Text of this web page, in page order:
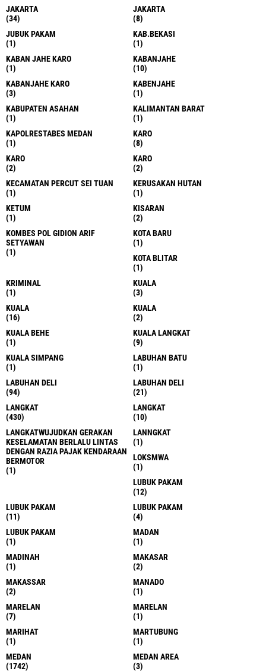
JAKARTA
(34)
JAKARTA
(8)
JUBUK PAKAM
(1)
KAB.BEKASI
(1)
KABAN JAHE KARO
(1)
KABANJAHE
(10)
KABANJAHE KARO
(3)
KABENJAHE
(1)
KABUPATEN ASAHAN
(1)
KALIMANTAN BARAT
(1)
KAPOLRESTABES MEDAN
(1)
KARO
(8)
KARO
(2)
KARO
(2)
KECAMATAN PERCUT SEI TUAN
(1)
KERUSAKAN HUTAN
(1)
KETUM
(1)
KISARAN
(2)
KOMBES POL GIDION ARIF
SETYAWAN
(1)
KOTA BARU
(1)
KOTA BLITAR
(1)
KRIMINAL
(1)
KUALA
(3)
KUALA
(16)
KUALA
(2)
KUALA BEHE
(1)
KUALA LANGKAT
(9)
KUALA SIMPANG
(1)
LABUHAN BATU
(1)
LABUHAN DELI
(94)
LABUHAN DELI
(21)
LANGKAT
(430)
LANGKAT
(10)
LANGKATWUJUDKAN GERAKAN
KESELAMATAN BERLALU LINTAS
DENGAN RAZIA PAJAK KENDARAAN
BERMOTOR
(1)
LANNGKAT
(1)
LOKSMWA
(1)
LUBUK PAKAM
(12)
LUBUK PAKAM
(11)
LUBUK PAKAM
(4)
LUBUK PAKAM
(1)
MADAN
(1)
MADINAH
(1)
MAKASAR
(2)
MAKASSAR
(2)
MANADO
(1)
MARELAN
(7)
MARELAN
(1)
MARIHAT
(1)
MARTUBUNG
(1)
MEDAN
(1742)
MEDAN AREA
(3)